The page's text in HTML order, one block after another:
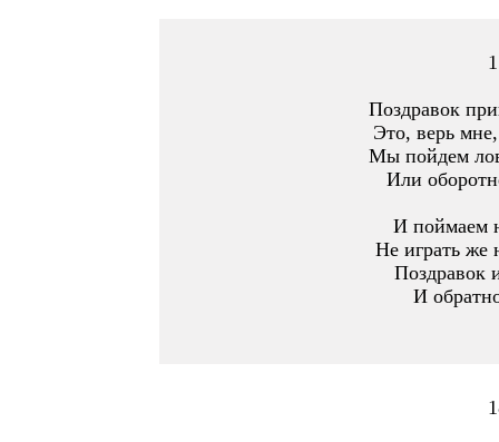
Поздравок
Это, верь
Мы пойдем
Или
И поймаем
Не играть же
Поздравок
И